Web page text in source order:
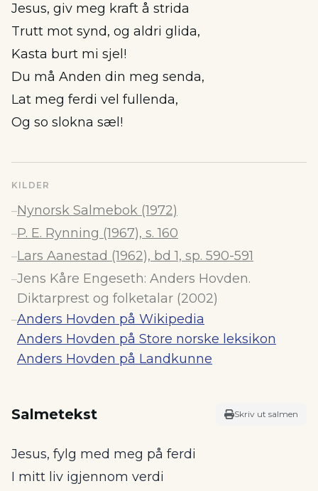
Jesus, giv meg kraft å strida
Trutt mot synd, og aldri glida,
Kasta burt mi sjel!
Du må Anden din meg senda,
Lat meg ferdi vel fullenda,
Og so slokna sæl!
KILDER
–Nynorsk Salmebok (1972)
–P. E. Rynning (1967), s. 160
–Lars Aanestad (1962), bd 1, sp. 590-591
–Jens Kåre Engeseth: Anders Hovden.
Diktarprest og folketalar (2002)
–Anders Hovden på Wikipedia
Anders Hovden på Store norske leksikon
Anders Hovden på Landkunne
Salmetekst Skriv ut salmen
Jesus, fylg med meg på ferdi
I mitt liv igjennom verdi